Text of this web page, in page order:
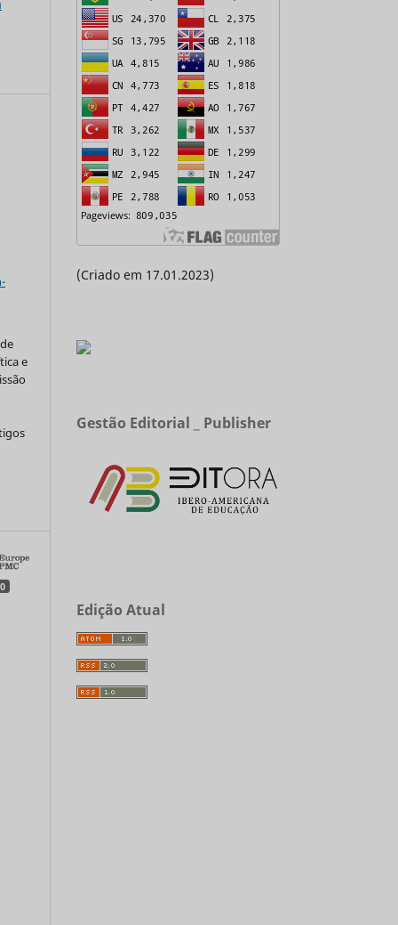
e
0
(Criado em 17.01.2023)
Gestão Editorial _ Publisher
Edição Atual